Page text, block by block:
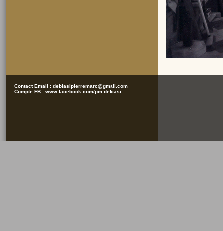
Contact Email : debiasipierremarc@gmail.com
Compte FB : www.facebook.com/pm.debiasi